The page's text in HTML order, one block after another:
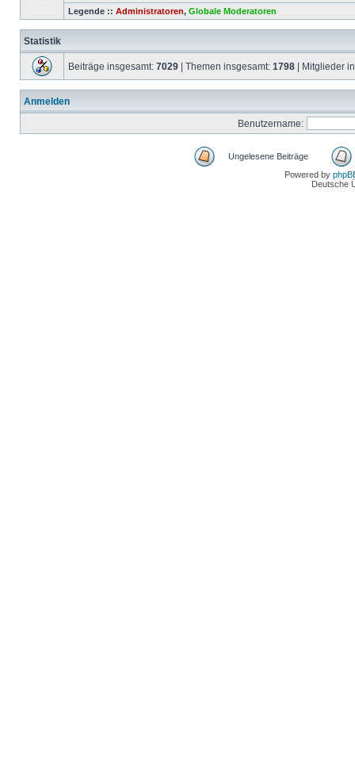
Legende :: Administratoren, Globale Moderatoren
Statistik
Beiträge insgesamt: 7029 | Themen insgesamt: 1798 | Mitglieder
Anmelden
Benutzername:
Ungelesene Beiträge
Powered by
Deutsche